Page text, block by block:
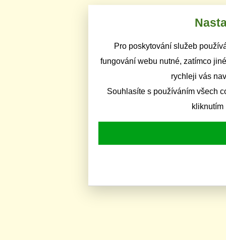
Pro poskytování služeb
fungování webu nutné, zatímco
rychleji vás
Souhlasíte s používáním všech
kliknutím